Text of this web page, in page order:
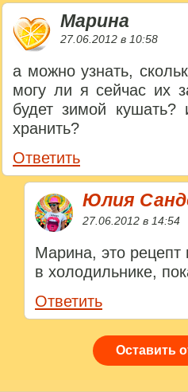
Марина
27.06.2012 в 10:58
а можно узнать,
могу ли я сейчас их
будет зимой
хранить?
Ответить
Юлия
27.06.2012 в 14:54
Марина, это рецепт
в холодильнике,
Ответить
Оставить